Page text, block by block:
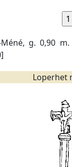
Méné, g. 0,90
Loperhet